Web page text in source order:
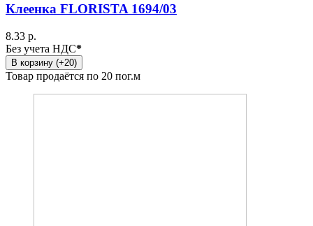
Клеенка FLORISTA 1694/03
8.33 р.
Без учета НДС*
В корзину (+20)
Товар продаётся по 20 пог.м